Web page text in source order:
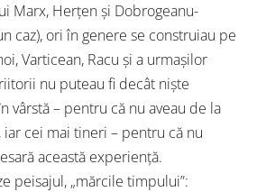
Marx, Herţen şi Dobrogeanu-
caz), ori în genere se construiau pe
Varticean, Racu şi a urmaşilor
nu puteau fi decât nişte
vârstă – pentru că nu aveau de la
cei mai tineri – pentru că nu
această experienţă.
peisajul, „mărcile timpului”: